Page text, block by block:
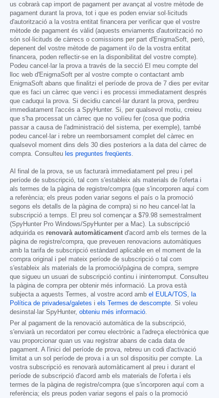
us cobrarà cap import de pagament per avançat al vostre mètode de
pagament durant la prova, tot i que es poden enviar sol·licituds
d'autorització a la vostra entitat financera per verificar que el vostre
mètode de pagament és vàlid (aquests enviaments d'autorització no
són sol·licituds de càrrecs o comissions per part d'EnigmaSoft, però,
depenent del vostre mètode de pagament i/o de la vostra entitat
financera, poden reflectir-se en la disponibilitat del vostre compte).
Podeu cancel·lar la prova a través de la secció El meu compte del
lloc web d'EnigmaSoft per al vostre compte o contactant amb
EnigmaSoft abans que finalitzi el període de prova de 7 dies per evitar
que es faci un càrrec que venci i es processi immediatament després
que caduqui la prova. Si decidiu cancel·lar durant la prova, perdreu
immediatament l'accés a SpyHunter. Si, per qualsevol motiu, creieu
que s'ha processat un càrrec que no volíeu fer (cosa que podria
passar a causa de l'administració del sistema, per exemple), també
podeu cancel·lar i rebre un reemborsament complet del càrrec en
qualsevol moment dins dels 30 dies posteriors a la data del càrrec de
compra. Consulteu les preguntes freqüents.
Al final de la prova, se us facturarà immediatament pel preu i pel
període de subscripció, tal com s'estableix als materials de l'oferta i
als termes de la pàgina de registre/compra (que s'incorporen aquí com
a referència; els preus poden variar segons el país o la promoció
segons els detalls de la pàgina de compra) si no heu cancel·lat la
subscripció a temps. El preu sol començar a $79.98 semestralment
(SpyHunter Pro Windows/SpyHunter per a Mac). La subscripció
adquirida es renovarà automàticament d'acord amb els termes de la
pàgina de registre/compra, que preveuen renovacions automàtiques
amb la tarifa de subscripció estàndard aplicable en el moment de la
compra original i pel mateix període de subscripció o tal com
s'estableix als materials de la promoció/pàgina de compra, sempre
que sigueu un usuari de subscripció continu i ininterromput. Consulteu
la pàgina de compra per obtenir més informació. La prova està
subjecta a aquests Termes, al vostre acord amb el EULA/TOS, la
Política de privadesa/galetes i els Termes de descompte. Si voleu
desinstal·lar SpyHunter, obteniu més informació.
Per al pagament de la renovació automàtica de la subscripció,
s'enviarà un recordatori per correu electrònic a l'adreça electrònica que
vau proporcionar quan us vau registrar abans de cada data de
pagament. A l'inici del període de prova, rebreu un codi d'activació
limitat a un sol període de prova i a un sol dispositiu per compte. La
vostra subscripció es renovarà automàticament al preu i durant el
període de subscripció d'acord amb els materials de l'oferta i els
termes de la pàgina de registre/compra (que s'incorporen aquí com a
referència; els preus poden variar segons el país o la promoció